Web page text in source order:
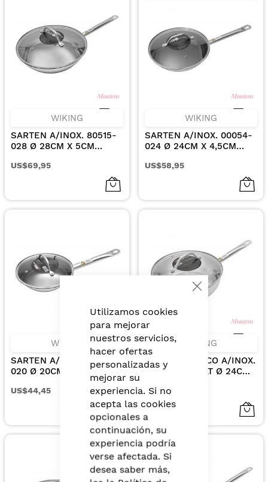
Close
Utilizamos cookies
para mejorar
nuestros servicios,
hacer ofertas
personalizadas y
mejorar su
experiencia. Si no
acepta las cookies
opcionales a
continuación, su
experiencia podría
verse afectada. Si
desea saber más,
WIKING
SARTEN A/INOX. 80515-
028 Ø 28CM X 5CM
TAPA DE VIDRIO
US$69,95
WIKING
SARTEN A/INOX. 00054-
024 Ø 24CM X 4,5CM
TAPA DE VIDRIO
US$58,95
WIKING
SARTEN A/INOX. 00047-
020 Ø 20CM X 4CM
EXCALIBUR INCLUYE
TAPA DE VIDRIO
US$44,45
WIKING
SARTEN CONICO A/INOX.
33378-024 3 LT Ø 24CM
DE VIDRIO
US$49,94